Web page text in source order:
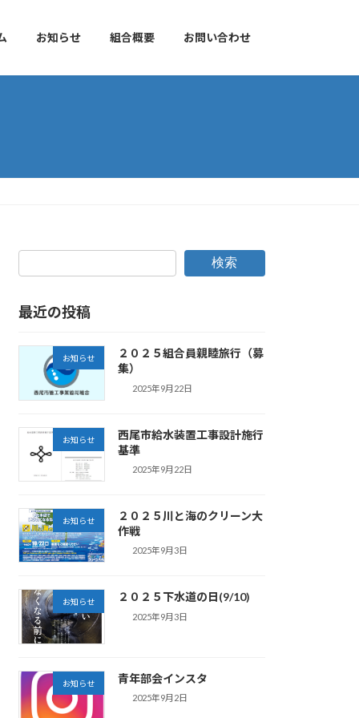
お知らせ 組合概要 お問い合わせ
検索
最近の投稿
お知らせ
２０２５組合員親睦旅行（募
集）
2025年9月22日
お知らせ
西尾市給水装置工事設計施行
基準
2025年9月22日
お知らせ
２０２５川と海のクリーン大
作戦
2025年9月3日
お知らせ ２０２５下水道の日(9/10)
2025年9月3日
お知らせ 青年部会インスタ
2025年9月2日